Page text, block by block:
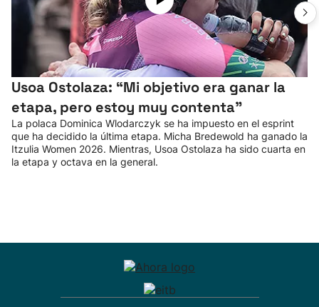
Usoa Ostolaza: “Mi objetivo era ganar la
etapa, pero estoy muy contenta"
La polaca Dominica Wlodarczyk se ha impuesto en el esprint
que ha decidido la última etapa. Micha Bredewold ha ganado la
Itzulia Women 2026. Mientras, Usoa Ostolaza ha sido cuarta en
la etapa y octava en la general.